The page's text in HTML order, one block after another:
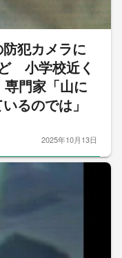
防犯カメラに
小学校近く
門家「山に
るのでは」
2025年10月13日